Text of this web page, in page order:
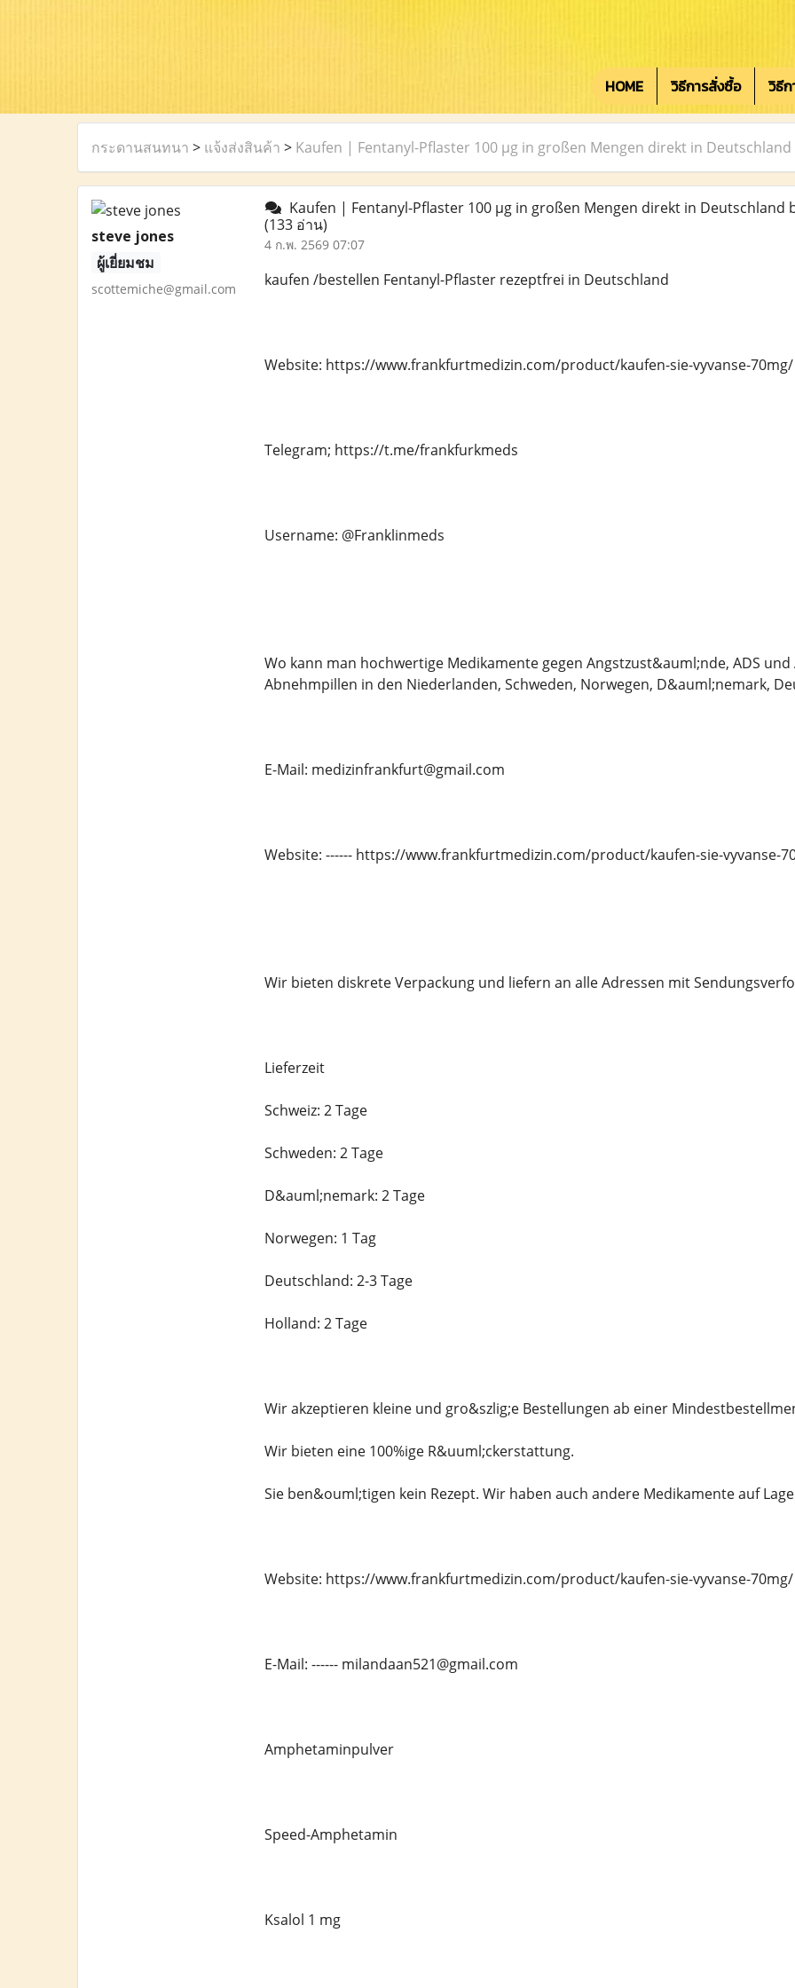
HOME วิธีการสั่งซื้อ วิธี
กระดานสนทนา > แจ้งส่งสินค้า > Kaufen | Fentanyl-Pflaster 100 µg in großen Mengen direkt in
steve jones
ผู้เยี่ยมชม
scottemiche@gmail.com
Kaufen | Fentanyl-Pflaster 100 µg in großen Mengen direkt in Deutschland
(133 อ่าน)
4 ก.พ. 2569 07:07
kaufen /bestellen Fentanyl-Pflaster rezeptfrei in Deutschland
Website: https://www.frankfurtmedizin.com/product/kaufen-sie-vyvanse-70mg/
Telegram; https://t.me/frankfurkmeds
Username: @Franklinmeds
Wo kann man hochwertige Medikamente gegen Angstzust&auml;nde, ADS
Abnehmpillen in den Niederlanden, Schweden, Norwegen, D&auml;nemark,
E-Mail: medizinfrankfurt@gmail.com
Website: ------ https://www.frankfurtmedizin.com/product/kaufen-sie-vyvanse-
Wir bieten diskrete Verpackung und liefern an alle Adressen mit
Lieferzeit
Schweiz: 2 Tage
Schweden: 2 Tage
D&auml;nemark: 2 Tage
Norwegen: 1 Tag
Deutschland: 2-3 Tage
Holland: 2 Tage
Wir akzeptieren kleine und gro&szlig;e Bestellungen ab einer
Wir bieten eine 100%ige R&uuml;ckerstattung.
Sie ben&ouml;tigen kein Rezept. Wir haben auch andere Medikamente auf
Website: https://www.frankfurtmedizin.com/product/kaufen-sie-vyvanse-70mg/
E-Mail: ------ milandaan521@gmail.com
Amphetaminpulver
Speed-Amphetamin
Ksalol 1 mg